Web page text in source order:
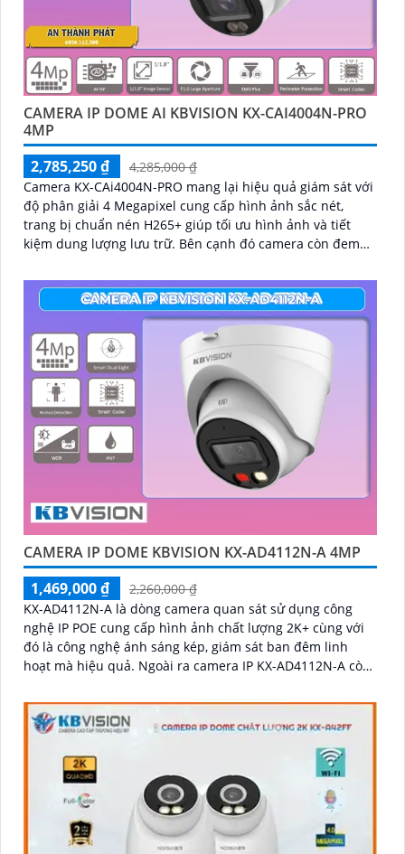
CAMERA IP DOME AI KBVISION KX-CAI4004N-PRO
4MP
2,785,250 ₫
4,285,000 ₫
Camera KX-CAi4004N-PRO mang lại hiệu quả giám sát với
độ phân giải 4 Megapixel cung cấp hình ảnh sắc nét,
trang bị chuẩn nén H265+ giúp tối ưu hình ảnh và tiết
kiệm dung lượng lưu trữ. Bên cạnh đó camera còn đem
nhập, và phân biệt người/xe (SMD Plus) bảo vệ an ninh
CAMERA IP DOME KBVISION KX-AD4112N-A 4MP
1,469,000 ₫
2,260,000 ₫
KX-AD4112N-A là dòng camera quan sát sử dụng công
nghệ IP POE cung cấp hình ảnh chất lượng 2K+ cùng với
đó là công nghệ ánh sáng kép, giám sát ban đêm linh
hoạt mà hiệu quả. Ngoài ra camera IP KX-AD4112N-A còn
năng phát hiện người chính xác